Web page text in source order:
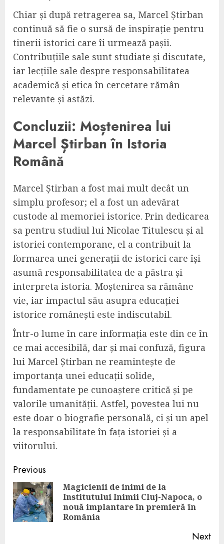
Chiar și după retragerea sa, Marcel Știrban
continuă să fie o sursă de inspirație pentru
tinerii istorici care îi urmează pașii.
Contribuțiile sale sunt studiate și discutate,
iar lecțiile sale despre responsabilitatea
academică și etica în cercetare rămân
relevante și astăzi.
Concluzii: Moștenirea lui
Marcel Știrban în Istoria
Română
Marcel Știrban a fost mai mult decât un
simplu profesor; el a fost un adevărat
custode al memoriei istorice. Prin dedicarea
sa pentru studiul lui Nicolae Titulescu și al
istoriei contemporane, el a contribuit la
formarea unei generații de istorici care își
asumă responsabilitatea de a păstra și
interpreta istoria. Moștenirea sa rămâne
vie, iar impactul său asupra educației
istorice românești este indiscutabil.
Într-o lume în care informația este din ce în
ce mai accesibilă, dar și mai confuză, figura
lui Marcel Știrban ne reamintește de
importanța unei educații solide,
fundamentate pe cunoaștere critică și pe
valorile umanității. Astfel, povestea lui nu
este doar o biografie personală, ci și un apel
la responsabilitate în fața istoriei și a
viitorului.
Continue
Reading
Previous
Magicienii de inimi de la
Institutului Inimii Cluj-Napoca, o
nouă implantare în premieră în
România
Next